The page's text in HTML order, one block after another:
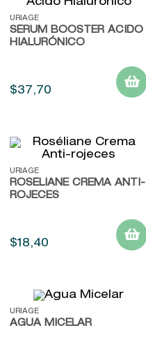
URIAGE
SÉRUM BOOSTER ÁCIDO
HIALURÓNICO
$37 , 70
URIAGE
ROSÉLIANE CREMA ANTI-
ROJECES
$18,40
URIAGE
AGUA MICELAR
ysl
9.
baylis